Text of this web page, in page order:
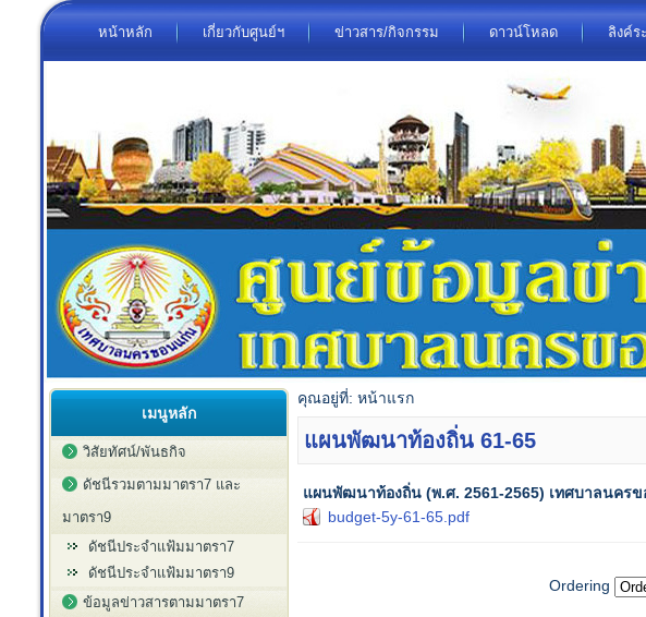
หน้าหลัก เกี่ยวกับศูนย์ฯ ข่าวสาร/กิจกรรม ดาวน์โหลด ลิงค์ร
เมนูหลัก
วิสัยทัศน์/พันธกิจ
ดัชนีรวมตามมาตรา7 และ
มาตรา9
ดัชนีประจำแฟ้มมาตรา7
ดัชนีประจำแฟ้มมาตรา9
ข้อมูลข่าวสารตามมาตรา7
คุณอยู่ที่: หน้าแรก
แผนพัฒนาท้องถิ่น 61-65
แผนพัฒนาท้องถิ่น (พ.ศ. 2561-2565) เทศบาลนคร
budget-5y-61-65.pdf
Ordering